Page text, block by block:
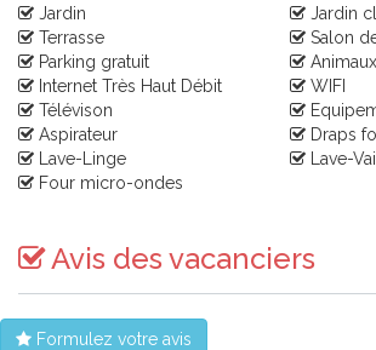
Jardin
Jardin
Terrasse
Salon
Parking gratuit
Internet Très Haut Débit
WIFI
Télévison
Aspirateur
Draps
Lave-Linge
Lave-
Four micro-ondes
Avis des vacanciers
Formulez votre avis